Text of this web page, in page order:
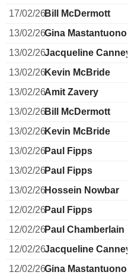
17/02/26Bill McDermott
13/02/26Gina Mastantuono
13/02/26Jacqueline Canney
13/02/26Kevin McBride
13/02/26Amit Zavery
13/02/26Bill McDermott
13/02/26Kevin McBride
13/02/26Paul Fipps
13/02/26Paul Fipps
13/02/26Hossein Nowbar
12/02/26Paul Fipps
12/02/26Paul Chamberlain
12/02/26Jacqueline Canney
12/02/26Gina Mastantuono